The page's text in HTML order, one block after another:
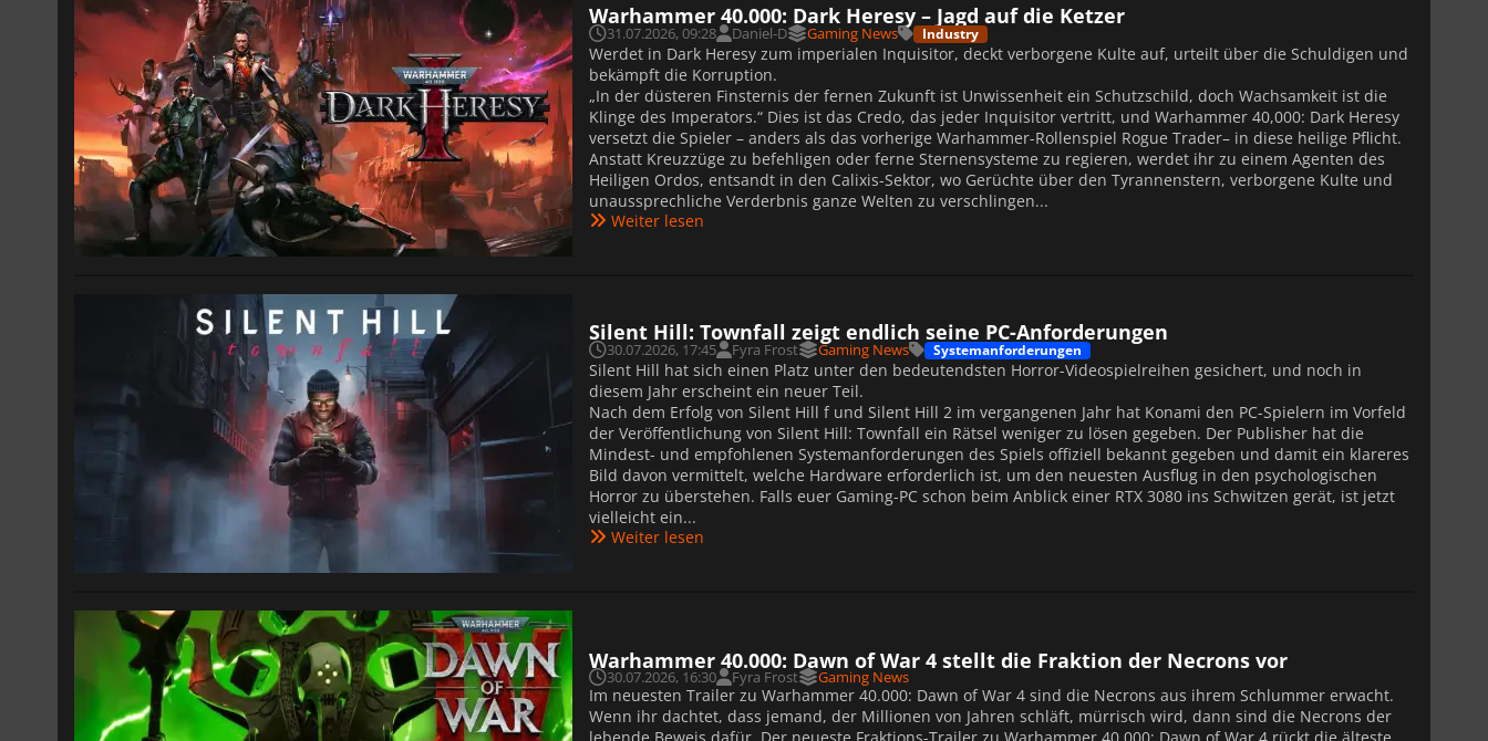
Warhammer 40.000: Dark Heresy – Jagd auf die Ketzer
31.07.2026, 09:28 Daniel-D Gaming News Industry
Werdet in Dark Heresy zum imperialen Inquisitor, deckt verborgene Kulte auf, urteilt über die Schuldigen und
bekämpft die Korruption.
„In der düsteren Finsternis der fernen Zukunft ist Unwissenheit ein Schutzschild, doch Wachsamkeit ist die
Klinge des Imperators.“ Dies ist das Credo, das jeder Inquisitor vertritt, und Warhammer 40,000: Dark Heresy
versetzt die Spieler – anders als das vorherige Warhammer-Rollenspiel Rogue Trader– in diese heilige Pflicht.
Anstatt Kreuzzüge zu befehligen oder ferne Sternensysteme zu regieren, werdet ihr zu einem Agenten des
Heiligen Ordos, entsandt in den Calixis-Sektor, wo Gerüchte über den Tyrannenstern, verborgene Kulte und
unaussprechliche Verderbnis ganze Welten zu verschlingen...
Weiter lesen
Silent Hill: Townfall zeigt endlich seine PC-Anforderungen
30.07.2026, 17:45 Fyra Frost Gaming News Systemanforderungen
Silent Hill hat sich einen Platz unter den bedeutendsten Horror-Videospielreihen gesichert, und noch in
diesem Jahr erscheint ein neuer Teil.
Nach dem Erfolg von Silent Hill f und Silent Hill 2 im vergangenen Jahr hat Konami den PC-Spielern im Vorfeld
der Veröffentlichung von Silent Hill: Townfall ein Rätsel weniger zu lösen gegeben. Der Publisher hat die
Mindest- und empfohlenen Systemanforderungen des Spiels offiziell bekannt gegeben und damit ein klareres
Bild davon vermittelt, welche Hardware erforderlich ist, um den neuesten Ausflug in den psychologischen
Horror zu überstehen. Falls euer Gaming-PC schon beim Anblick einer RTX 3080 ins Schwitzen gerät, ist jetzt
vielleicht ein...
Weiter lesen
Warhammer 40.000: Dawn of War 4 stellt die Fraktion der Necrons vor
30.07.2026, 16:30 Fyra Frost Gaming News
Im neuesten Trailer zu Warhammer 40.000: Dawn of War 4 sind die Necrons aus ihrem Schlummer erwacht.
Wenn ihr dachtet, dass jemand, der Millionen von Jahren schläft, mürrisch wird, dann sind die Necrons der